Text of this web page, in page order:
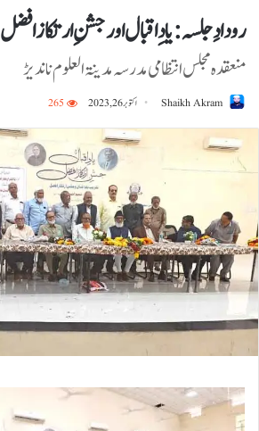
رودادِ جلسہ:یاد ِاقبال اور جشنِ ارتکاز افضل
منعقدہ مجلس انتظامی مدرسہ مدینۃ العلوم ناندیڑ
Shaikh Akram اکتوبر 26, 2023 265